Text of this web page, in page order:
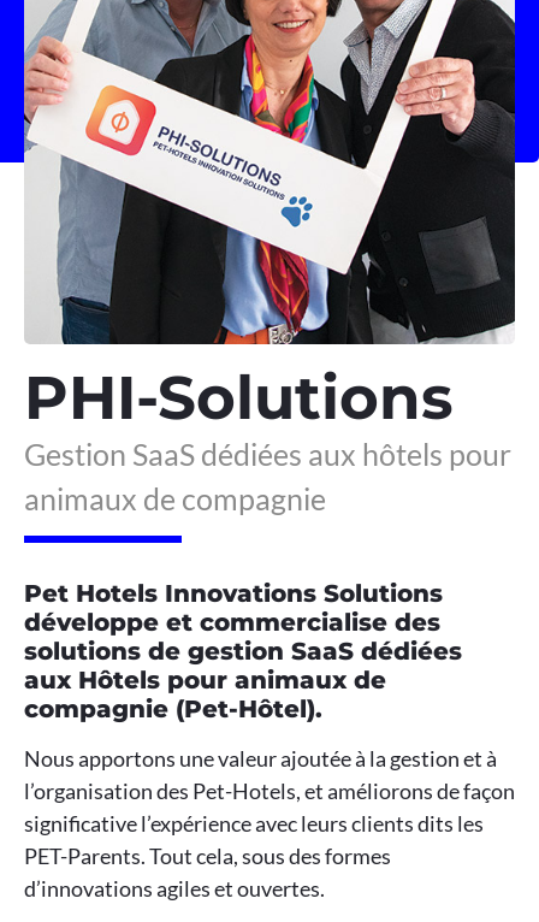
PHI-Solutions
Gestion SaaS dédiées aux hôtels pour
animaux de compagnie
Pet Hotels Innovations Solutions
développe et commercialise des
solutions de gestion SaaS dédiées
aux Hôtels pour animaux de
compagnie (Pet-Hôtel).
Nous apportons une valeur ajoutée à la gestion et à
l’organisation des Pet-Hotels, et améliorons de façon
significative l’expérience avec leurs clients dits les
PET-Parents. Tout cela, sous des formes
d’innovations agiles et ouvertes.